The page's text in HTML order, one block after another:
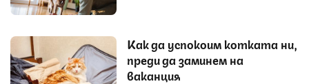
Как да успокоим котката ни,
преди да заминем на
ваканция